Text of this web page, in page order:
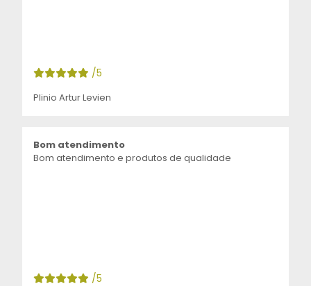
/5
Plinio Artur Levien
Bom atendimento
Bom atendimento e produtos de qualidade
/5